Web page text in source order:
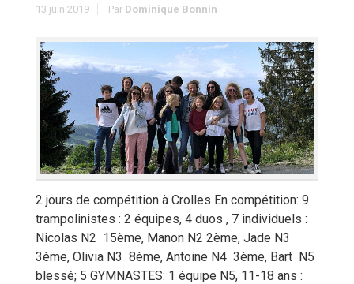
13 juin 2019 Par Dominique Bonnin
2 jours de compétition à Crolles En compétition: 9
trampolinistes : 2 équipes, 4 duos , 7 individuels :
Nicolas N2 15ème, Manon N2 2ème, Jade N3
3ème, Olivia N3 8ème, Antoine N4 3ème, Bart N5
blessé; 5 GYMNASTES: 1 équipe N5, 11-18 ans :